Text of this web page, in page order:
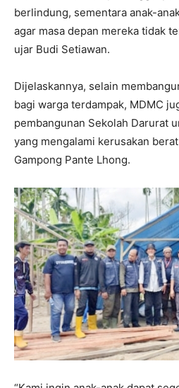
berlindung, sementara anak-
agar masa depan mereka tidak
ujar Budi Setiawan.
Dijelaskannya, selain
bagi warga terdampak, MDMC
pembangunan Sekolah Darurat
yang mengalami kerusakan
Gampong Pante Lhong.